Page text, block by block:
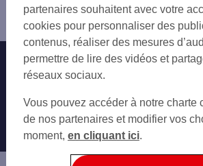
Distributeur/automate MORHANGE
HOPITAL
Nos engagements Nous
Autres sites SG
Professionnels
Entreprises
partenaires souhaitent avec votre
cookies pour personnaliser des
contenus, réaliser des mesures
permettre de lire des vidéos et
réseaux sociaux.
Vous pouvez accéder à notre charte
de nos partenaires et modifier vos
moment, en cliquant ici.